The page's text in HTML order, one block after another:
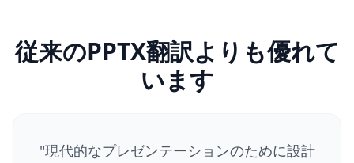
従来のPPTX翻訳よりも優れて
います
"現代的なプレゼンテーションのために設計